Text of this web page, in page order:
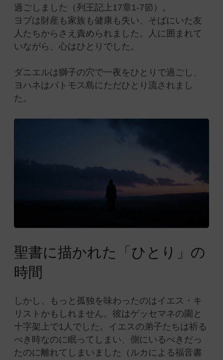
過ごしました（列王記上17章1-7節）。
ヨブは財産も家族も健康も失い、そばにいた友
人たちからさえ責められました。人に囲まれて
いながら、心はひとりでした。
ダニエルは獅子の穴で一夜をひとりで過ごし、
ヨハネはパトモス島にただひとり流されまし
た。
聖書に描かれた「ひとり」の
時間
しかし、もっと孤独を味わったのはイエス・キ
リストかもしれません。彼はゲッセマネの園と
十字架上で1人でした。イエスの弟子たちは祈る
べき時なのに眠ってしまい、側にいるべきだっ
たのに離れてしまいました（ルカによる福音書